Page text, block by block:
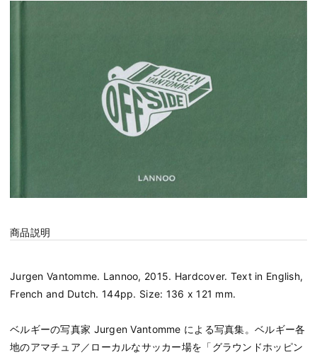
商品説明
Jurgen Vantomme. Lannoo, 2015. Hardcover. Text in English,
French and Dutch. 144pp. Size: 136 x 121 mm.
ベルギーの写真家 Jurgen Vantomme による写真集。ベルギー各
地のアマチュア／ローカルなサッカー場を「グラウンドホッピン